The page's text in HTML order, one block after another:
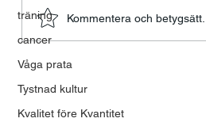
träning
cancer
Våga prata
Tystnad kultur
Kvalitet före Kvantitet
ledarskapsutmaningar
Kommentera och betygsätt...